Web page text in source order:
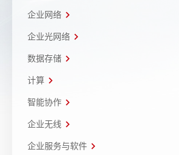
企业网络
企业光网络
数据存储
计算
智能协作
企业无线
企业服务与软件